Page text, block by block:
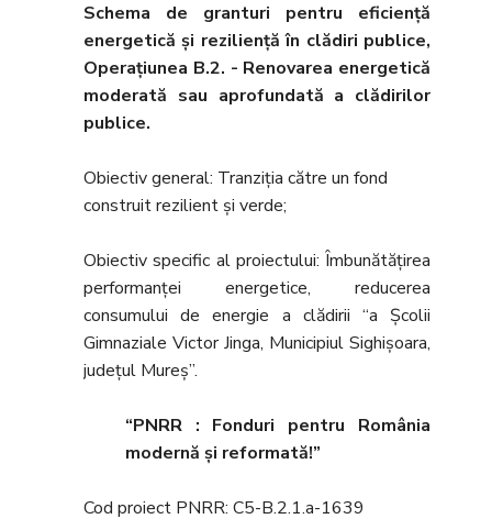
Schema de granturi pentru eficienţă
energetică şi rezilienţă în clădiri publice,
Operaţiunea B.2. - Renovarea energetică
moderată sau aprofundată a clădirilor
publice.
Obiectiv general: Tranziţia către un fond
construit rezilient şi verde;
Obiectiv specific al proiectului: Îmbunătăţirea
performanţei energetice, reducerea
consumului de energie a clădirii “a Școlii
Gimnaziale Victor Jinga, Municipiul Sighișoara,
județul Mureș”.
“PNRR : Fonduri pentru România
modernă şi reformată!”
Cod proiect PNRR: C5-B.2.1.a-1639